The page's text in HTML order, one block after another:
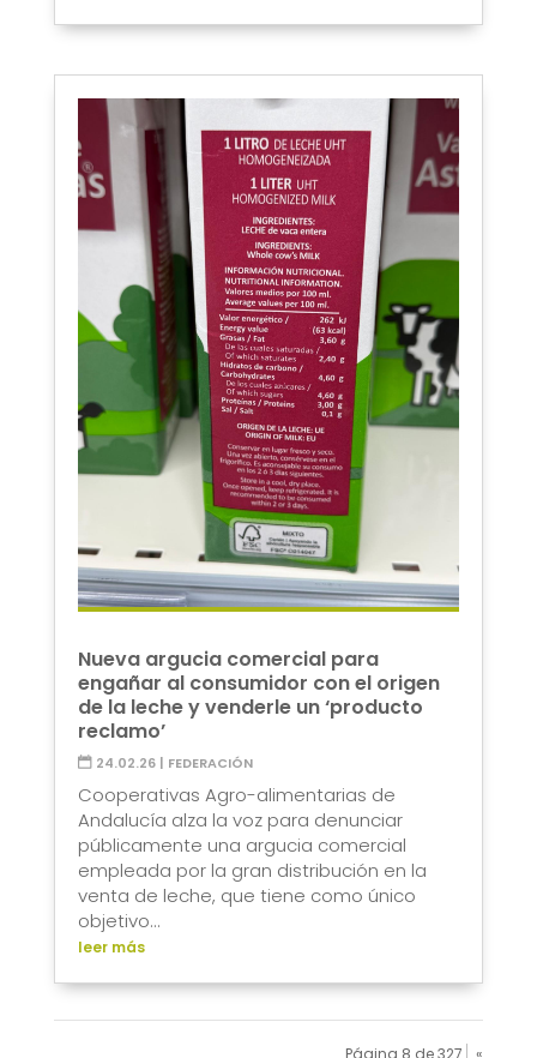
Nueva argucia comercial para
engañar al consumidor con el origen
de la leche y venderle un ‘producto
reclamo’
24.02.26| FEDERACIÓN
Cooperativas Agro-alimentarias de
Andalucía alza la voz para denunciar
públicamente una argucia comercial
empleada por la gran distribución en la
venta de leche, que tiene como único
objetivo...
leer más